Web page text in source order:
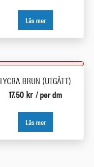
Läs mer
LYCRA BRUN (UTGÅTT)
17.50 kr / per dm
Läs mer